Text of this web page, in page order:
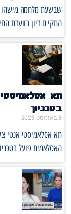
שבשעת מלחמה מישהו
התקיים דיון בוועדת
תא
בטכניון
3 באוגוסט 2023
תא אסלאמיסטי אנטי
האסלאמית פועל